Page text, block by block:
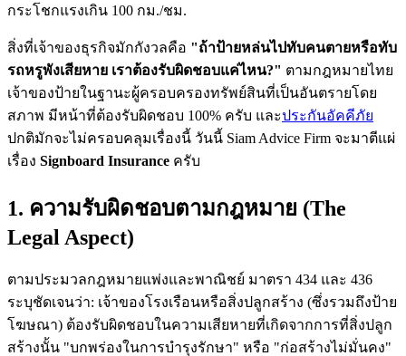
กระโชกแรงเกิน 100 กม./ชม.
สิ่งที่เจ้าของธุรกิจมักกังวลคือ "ถ้าป้ายหล่นไปทับคนตายหรือทับ
รถหรูพังเสียหาย เราต้องรับผิดชอบแค่ไหน?" ตามกฎหมายไทย
เจ้าของป้ายในฐานะผู้ครอบครองทรัพย์สินที่เป็นอันตรายโดย
สภาพ มีหน้าที่ต้องรับผิดชอบ 100% ครับ และประกันอัคคีภัย
ปกติมักจะไม่ครอบคลุมเรื่องนี้ วันนี้ Siam Advice Firm จะมาตีแผ่
เรื่อง Signboard Insurance ครับ
1. ความรับผิดชอบตามกฎหมาย (The
Legal Aspect)
ตามประมวลกฎหมายแพ่งและพาณิชย์ มาตรา 434 และ 436
ระบุชัดเจนว่า: เจ้าของโรงเรือนหรือสิ่งปลูกสร้าง (ซึ่งรวมถึงป้าย
โฆษณา) ต้องรับผิดชอบในความเสียหายที่เกิดจากการที่สิ่งปลูก
สร้างนั้น "บกพร่องในการบำรุงรักษา" หรือ "ก่อสร้างไม่มั่นคง"